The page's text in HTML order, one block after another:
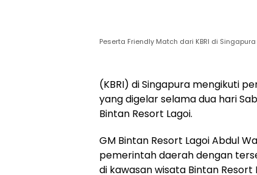
Peserta Friendly Match dari KBRI di Singapura
(KBRI) di Singapura mengikuti
yang digelar selama dua hari
Bintan Resort Lagoi.
GM Bintan Resort Lagoi Abdul
pemerintah daerah dengan
di kawasan wisata Bintan Resort